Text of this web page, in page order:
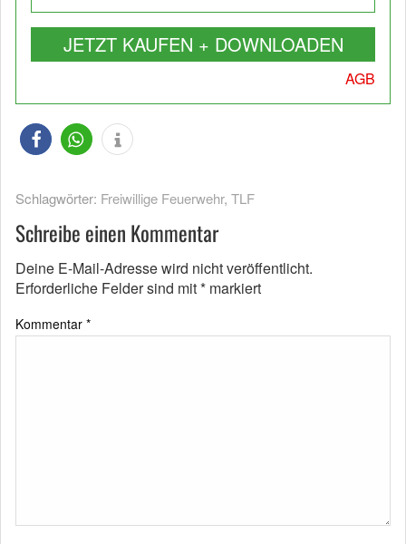
JETZT KAUFEN + DOWNLOADEN
AGB
Schlagwörter: Freiwillige Feuerwehr, TLF
Schreibe einen Kommentar
Deine E-Mail-Adresse wird nicht veröffentlicht.
Erforderliche Felder sind mit* markiert
Kommentar *